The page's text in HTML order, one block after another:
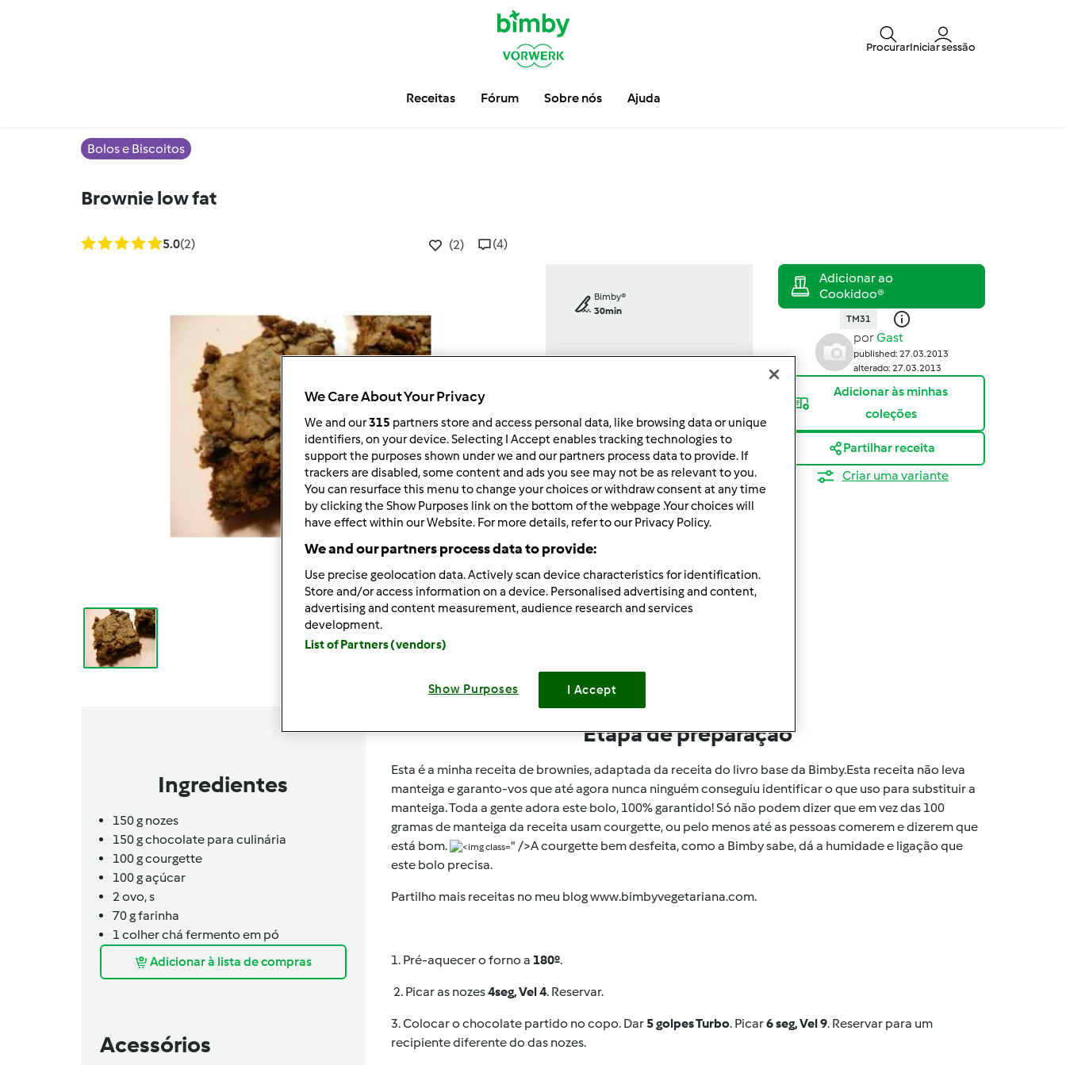
ProcurarIniciar sessão
Receitas Fórum Sobre nós Ajuda
Bolos e Biscoitos
Brownie low fat
5.0(2) (2) (4)
Bimby®
30min
dose/s
----
--
TM31
porGast
published: 27.03.2013
alterado: 27.03.2013
Adicionar às minhas
coleções
Partilhar receita
Criar uma variante
Ingredientes
150 g nozes
150gchocolate para culinária
100 g courgette
100gaçúcar
2ovo,s
70 g farinha
1 colher chá fermento em pó
Adicionar à lista de compras
Acessórios
Etapa de preparação
Esta é a minha receita de brownies, adaptada da receita do livro base da Bimby.Esta receita não leva
manteiga e garanto-vos que até agora nunca ninguém conseguiu identificar o que uso para substituir a
manteiga. Toda a gente adora este bolo, 100% garantido! Só não podem dizer que em vez das 100
gramas de manteiga da receita usam courgette, ou pelo menos até as pessoas comerem e dizerem que
está bom.
" />A courgette bem desfeita, como a Bimby sabe, dá a humidade e ligação que
este bolo precisa.
Partilho mais receitas no meu blog www.bimbyvegetariana.com.
1. Pré-aquecer o forno a 180º.
2. Picar as nozes4seg, Vel 4. Reservar.
3. Colocar o chocolate partido no copo. Dar 5 golpes Turbo. Picar6 seg, Vel 9. Reservar para um
recipiente diferente do das nozes.
We Care About Your Privacy
We and our315 partners store and access personal data, like browsing data or unique
identifiers, on your device. Selecting I Accept enables tracking technologies to
support the purposes shown under we and our partners process data to provide. If
trackers are disabled, some content and ads you see may not be as relevant to you.
You can resurface this menu to change your choices or withdraw consent at any time
by clicking the Show Purposes link on the bottom of the webpage .Your choices will
have effect within our Website. For more details, refer to our Privacy Policy.
We and our partners process data to provide:
Use precise geolocation data. Actively scan device characteristics for identification.
Store and/or access information on a device. Personalised advertising and content,
advertising and content measurement, audience research and services
development.
List of Partners (vendors)
Show Purposes I Accept